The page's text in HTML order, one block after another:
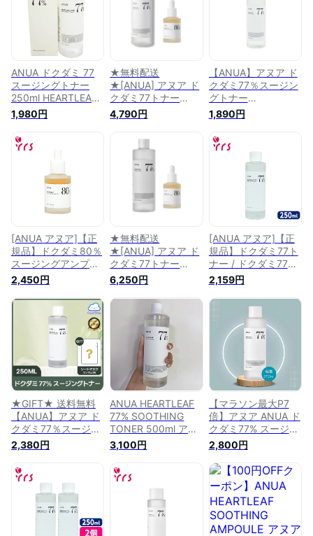
ANUA ドクダミ 77
スージングトナー
250ml HEARTLEAF
SOOTHING TONER
250ml 化粧水
1,980円
★無料配送
★[ANUA] アヌア ド
クダミ77トナー
250ml HEARTLEAF
77% SOOTHING
77% スージング 低刺
激 化粧水 トナーパ
ック + 肌の鎮静に効
果的なドクダミエキ
スが80%配合された
水分アンプル 30ml
4,790円
【ANUA】アヌア ド
クダミ77％スージン
グトナー
250ml(HEARTLEAF
77% SOOTHING
TONER 250ml) ドク
ダミ 化粧水 トナー
低刺激 スキンケア
韓国コスメ【海外通
1,890円
[ANUA アヌア]【正
規品】ドクダミ80％
スージングアンプル
/ Heartleaf 80%
Soothing Ampoule -
30ml
2,450円
★無料配送
★[ANUA] アヌア ド
クダミ77トナー
500ml HEARTLEAF
77% SOOTHING
TONER ドクダミ
77% スージング 低刺
激 化粧水 トナーパ
ック + 肌の鎮静に効
果的なドクダミエキ
スが80%配合された
水分アンプル 30ml
[韓国直送]
6,250円
[ANUA アヌア]【正
規品】ドクダミ77ト
ナー / ドクダミ77％
スージングトナー /
Heartleaf 77%
Soothing Toner -
250ml / 正規品 / 化
粧水 / 拭き取り化粧
水 / 低刺激 / SNSで
話題 / 鎮静 / 水分 /
角質ケア
2,159円
★GIFT★ 送料無料
【ANUA】アヌア ド
クダミ77％スージン
グトナー 250ml アヌ
ア化粧水
(HEARTLEAF 77%
SOOTHING TONER
250ml) ドクダミ ト
ナー 低刺激 スキン
ケア 韓国コスメ【海
外通販】
2,380円
ANUA HEARTLEAF
77% SOOTHING
TONER 500ml アヌ
ア ドクダミ77％スー
ジングトナー 500ml
[並行輸入品]
3,100円
【マラソン最大P7
倍】アヌア ANUA ド
クダミ77% スージン
グトナー 250ml
Heartleaf 77%
Soothing Toner 化粧
水 敏感肌 ニキビ 鎮
静 韓国コスメ 国内
配送
2,800円